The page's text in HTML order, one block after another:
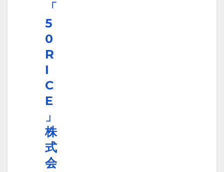
「
5
0
R
I
C
E
」
株
式
会